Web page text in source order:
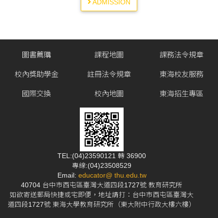
ADMISSION
圖書薦購
校內獎助學金
國際交換
課程地圖
註冊法令規章
校內地圖
課務法令規章
東海校友服務
東海招生專區
TEL:(04)23590121 轉 36900
專線:(04)23508529
Email: educator@ thu.edu.tw
40704 台中市西屯區臺灣大道四段1727號 教育研究所
如欲寄送郵局快捷或宅即便，地址請打：台中市西屯區臺灣大
道四段1727號 東海大學教育研究所（東大附中行政大樓六樓）